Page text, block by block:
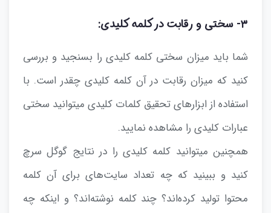
۳- سختی و رقابت در کلمه کلیدی:
شما باید میزان سختی کلمه کلیدی را بسنجید و بررسی
کنید که میزان رقابت در آن کلمه کلیدی چقدر است. با
استفاده از ابزارهای تحقیق کلمات کلیدی میتوانید سختی
عبارات کلیدی را مشاهده نمایید.
همچنین میتوانید کلمه کلیدی را در نتایج گوگل سرچ
کنید و ببینید که چه تعداد سایت‌های برای آن کلمه
محتوا تولید کرده‌اند؟ چند کلمه نوشته‌اند؟ و اینکه چه